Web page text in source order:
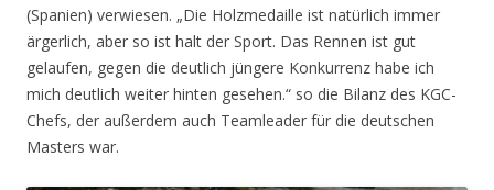
(Spanien) verwiesen. „Die Holzmedaille ist natürlich immer
ärgerlich, aber so ist halt der Sport. Das Rennen ist gut
gelaufen, gegen die deutlich jüngere Konkurrenz habe ich
mich deutlich weiter hinten gesehen.“ so die Bilanz des KGC-
Chefs, der außerdem auch Teamleader für die deutschen
Masters war.